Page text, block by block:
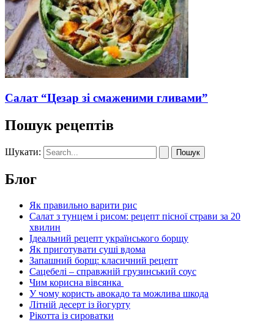
Салат “Цезар зі смаженими гливами”
Пошук рецептів
Шукати:
Блог
Як правильно варити рис
Салат з тунцем і рисом: рецепт пісної страви за 20
хвилин
Ідеальний рецепт українського борщу
Як приготувати суші вдома
Запашний борщ: класичний рецепт
Сацебелі – справжній грузинський соус
Чим корисна вівсянка
У чому користь авокадо та можлива шкода
Літній десерт із йогурту
Рікотта із сироватки